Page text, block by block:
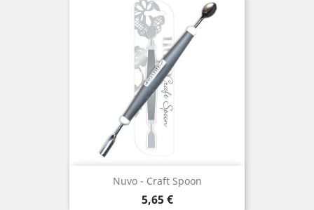
Nuvo - Craft Spoon
Prix
5,65 €